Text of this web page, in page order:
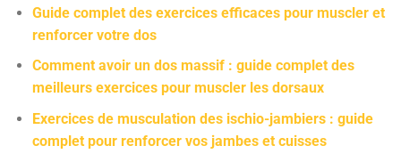
Guide complet des exercices efficaces pour muscler et
renforcer votre dos
Comment avoir un dos massif : guide complet des
meilleurs exercices pour muscler les dorsaux
Exercices de musculation des ischio-jambiers : guide
complet pour renforcer vos jambes et cuisses